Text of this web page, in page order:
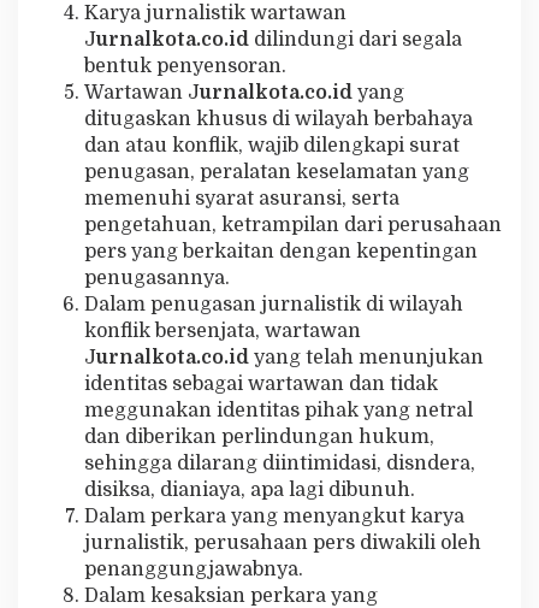
Karya jurnalistik wartawan
Jurnalkota.co.id dilindungi dari segala
bentuk penyensoran.
Wartawan Jurnalkota.co.id yang
ditugaskan khusus di wilayah berbahaya
dan atau konflik, wajib dilengkapi surat
penugasan, peralatan keselamatan yang
memenuhi syarat asuransi, serta
pengetahuan, ketrampilan dari perusahaan
pers yang berkaitan dengan kepentingan
penugasannya.
Dalam penugasan jurnalistik di wilayah
konflik bersenjata, wartawan
Jurnalkota.co.id yang telah menunjukan
identitas sebagai wartawan dan tidak
meggunakan identitas pihak yang netral
dan diberikan perlindungan hukum,
sehingga dilarang diintimidasi, disndera,
disiksa, dianiaya, apa lagi dibunuh.
Dalam perkara yang menyangkut karya
jurnalistik, perusahaan pers diwakili oleh
penanggungjawabnya.
Dalam kesaksian perkara yang